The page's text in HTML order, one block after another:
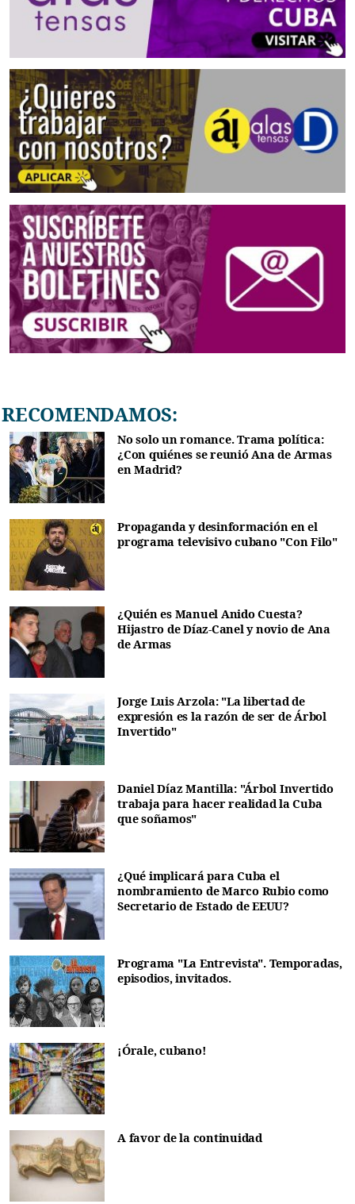
RECOMENDAMOS:
No solo un romance. Trama política:
¿Con quiénes se reunió Ana de Armas
en Madrid?
Propaganda y desinformación en el
programa televisivo cubano "Con Filo"
¿Quién es Manuel Anido Cuesta?
Hijastro de Díaz-Canel y novio de Ana
de Armas
Jorge Luis Arzola: "La libertad de
expresión es la razón de ser de Árbol
Invertido"
Daniel Díaz Mantilla: "Árbol Invertido
trabaja para hacer realidad la Cuba
que soñamos"
¿Qué implicará para Cuba el
nombramiento de Marco Rubio como
Secretario de Estado de EEUU?
Programa "La Entrevista". Temporadas,
episodios, invitados.
¡Órale, cubano!
A favor de la continuidad